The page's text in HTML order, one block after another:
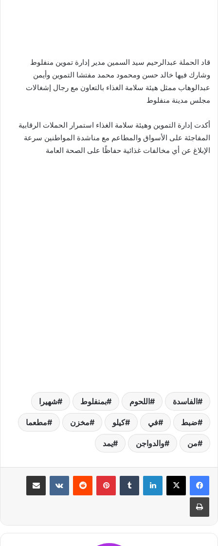
قاد الحملة عبدالرحيم سيد السمين مدير إدارة تموين منفلوط
وشارك فيها خالد حسن ومحمود محمد مفتشا التموين وأيمن
عبدالوهاب ممثل هيئة سلامة الغذاء بالتعاون مع رجال إشغالات
مجلس مدينة منفلوط
أكدت إدارة التموين وهيئة سلامة الغذاء استمرار الحملات الرقابية
المفاجئة على الأسواق والمطاعم مع مناشدة المواطنين سرعة
الإبلاغ عن أي مخالفات غذائية حفاظًا على الصحة العامة
الفاسدة اللحوم بمنفلوط شهيرا
ضبط في كيلو مخزن مطعما
من والدواجن يمد
لينكدإن بينتيريست مشاركة عبر البريد
طباعة